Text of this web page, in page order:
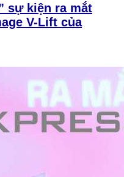
sự kiện ra mắt
V-Lift của